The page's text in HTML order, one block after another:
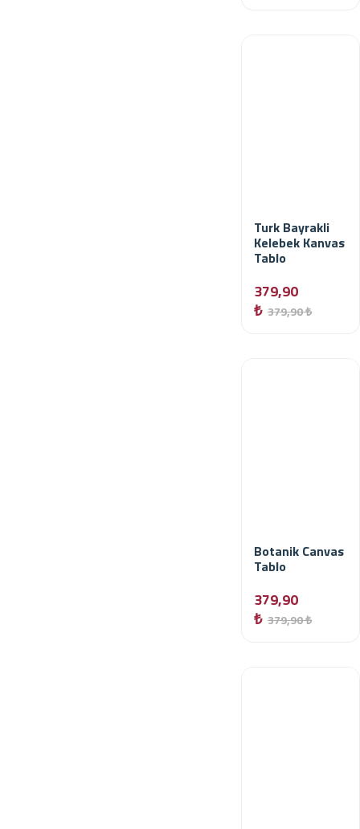
Turk Bayrakli
Kelebek Kanvas
Tablo
379,90
₺ 379,90 ₺
Botanik Canvas
Tablo
379,90
₺ 379,90 ₺